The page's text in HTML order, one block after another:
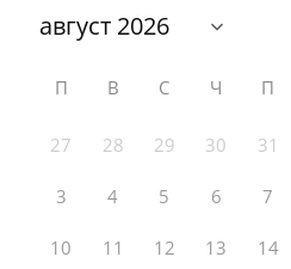
П В С Ч П
27 28 29 30 31
3 4 5 6 7
10 11 12 13 14